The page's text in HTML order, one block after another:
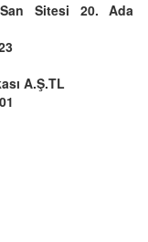
Sitesi 20. Ada
A.Ş.­­TL­